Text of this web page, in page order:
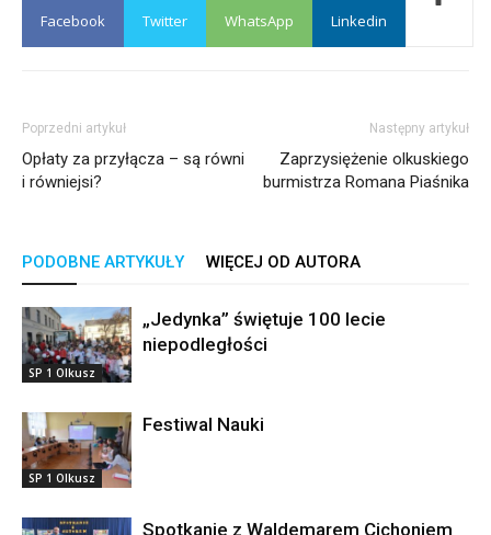
Facebook Twitter WhatsApp Linkedin
Poprzedni artykuł
Opłaty za przyłącza – są równi
i równiejsi?
Następny artykuł
Zaprzysiężenie olkuskiego
burmistrza Romana Piaśnika
PODOBNE ARTYKUŁY WIĘCEJ OD AUTORA
SP 1 Olkusz
„Jedynka” świętuje 100 lecie
niepodległości
SP 1 Olkusz
Festiwal Nauki
Spotkanie z Waldemarem Cichoniem